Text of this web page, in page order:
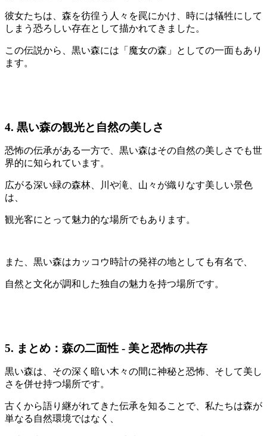
彼女たちは、森を彷徨う人々を罠にかけ、時には犠牲にして
しまう恐ろしい存在として描かれてきました。
この伝説から、黒い森には「魔女の森」としての一面もあり
ます。
4. 黒い森の観光と自然の美しさ
恐怖の伝承がある一方で、黒い森はその自然の美しさでも世
界的に知られています。
広がる深い緑の森林、川や滝、山々が織りなす美しい景色
は、
観光客にとって魅力的な場所でもあります。
また、黒い森はカッコウ時計の発祥の地としても有名で、
自然と文化が調和した独自の魅力を持つ場所です。
5. まとめ：森の二面性 - 美と恐怖の共存
黒い森は、その深く暗い木々の間に神秘と恐怖、そして美し
さを併せ持つ場所です。
古くから語り継がれてきた伝承を知ることで、私たちは森が
単なる自然環境ではなく、